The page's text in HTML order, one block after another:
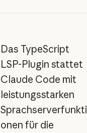
Das TypeScript
LSP-Plugin stattet
Claude Code mit
leistungsstarken
Sprachserverfunkti
onen für die